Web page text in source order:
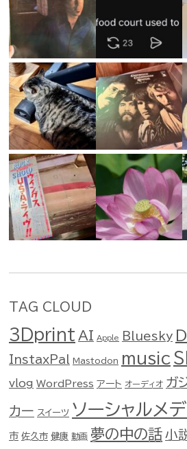
TAG CLOUD
3Dprint AI Apple Bluesky
InstaxPal Mastodon music
vlog WordPress アート オーディオ ガ
カー スイーツ ソーシャルメ
市 佐久市 健康 動画 夢の中の話 小